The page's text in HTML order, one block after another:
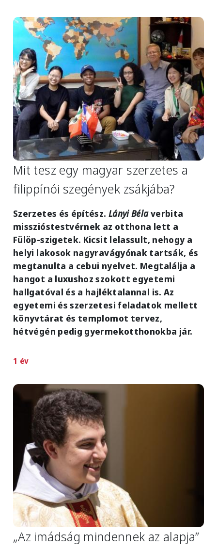
Image
Mit tesz egy magyar szerzetes a
filippínói szegények zsákjába?
Szerzetes és építész. Lányi Bélaverbita
misszióstestvérnek az otthona lett a
Fülöp-szigetek. Kicsit lelassult, nehogy a
helyi lakosok nagyravágyónak tartsák, és
megtanulta a cebui nyelvet. Megtalálja a
hangot a luxushoz szokott egyetemi
hallgatóval és a hajléktalannal is. Az
egyetemi és szerzetesi feladatok mellett
könyvtárat és templomot tervez,
hétvégén pedig gyermekotthonokba jár.
1 év
Image
„Az imádság mindennek az alapja”